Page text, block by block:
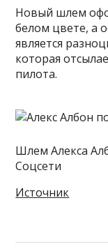
Новый шлем
белом цвете, а
является
которая
пилота.
Шлем Алекса
Соцсети
Источник